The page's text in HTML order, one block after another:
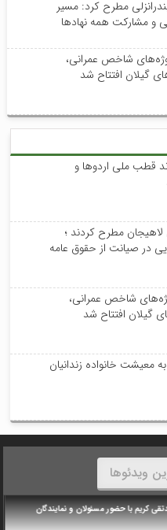
شاخص عمرانی،
گیلان افتتاح شد
قطب ملی اردوها و
مطرح کردند ؛
در صیانت از حقوق عامه
شاخص عمرانی،
گیلان افتتاح شد
ویدئوها